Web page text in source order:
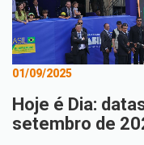
01/09/2025
Hoje é Dia:
setembro de